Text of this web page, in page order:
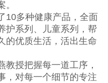
10多种健康产品，全面
护系列、儿童系列，帮
的优质生活，活出生命
教授把握每一道工序，
，对每一个细节的专注